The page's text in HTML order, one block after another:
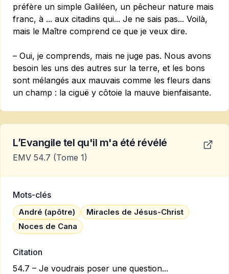
préfère un simple Galiléen, un pêcheur nature mais
franc, à ... aux citadins qui... Je ne sais pas... Voilà,
mais le Maître comprend ce que je veux dire.
– Oui, je comprends, mais ne juge pas. Nous avons
besoin les uns des autres sur la terre, et les bons
sont mélangés aux mauvais comme les fleurs dans
un champ : la ciguë y côtoie la mauve bienfaisante.
L’Evangile tel qu'il m'a été révélé
EMV 54.7 (Tome 1)
Mots-clés
André (apôtre)
Miracles de Jésus-Christ
Noces de Cana
Citation
54.7 – Je voudrais poser une question...